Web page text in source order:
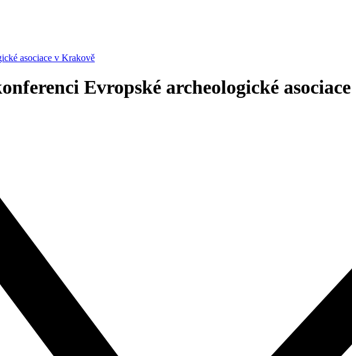
asociace v Krakově
Evropské archeologické